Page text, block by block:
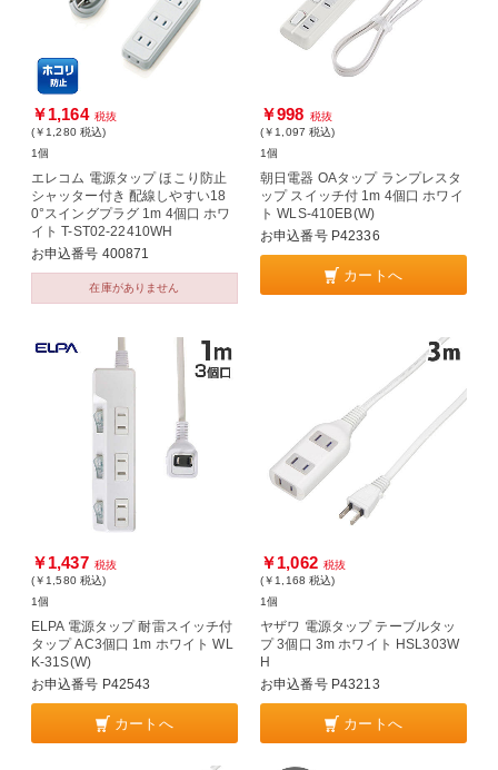
￥1,164 税抜
(￥1,280 税込)
1個
エレコム 電源タップ ほこり防止
シャッター付き 配線しやすい18
0°スイングプラグ 1m 4個口 ホワ
イト T-ST02-22410WH
お申込番号 400871
在庫がありません
￥998 税抜
(￥1,097 税込)
1個
朝日電器 OAタップ ランプレスタ
ップ スイッチ付 1m 4個口 ホワイ
ト WLS-410EB(W)
お申込番号 P42336
カートへ
￥1,437 税抜
(￥1,580 税込)
1個
ELPA 電源タップ 耐雷スイッチ付
タップ AC3個口 1m ホワイト WL
K-31S(W)
お申込番号 P42543
カートへ
￥1,062 税抜
(￥1,168 税込)
1個
ヤザワ 電源タップ テーブルタッ
プ 3個口 3m ホワイト HSL303W
H
お申込番号 P43213
カートへ